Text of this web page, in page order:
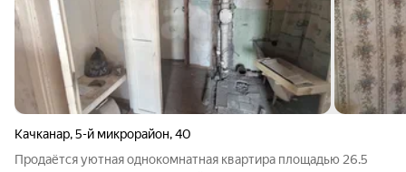
Качканар,5-й микрорайон,40
Продаётся уютная однокомнатная квартира площадью 26.5